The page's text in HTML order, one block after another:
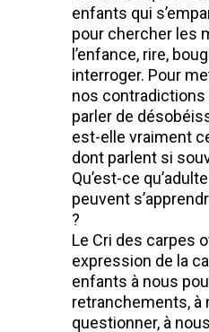
enfants qui
pour chercher les
l’enfance, rire,
interroger. Pour
nos contradictions
parler de
est-elle vraiment
dont parlent si
Qu’est-ce
peuvent
?
Le Cri des carpes
expression de la
enfants à nous
retranchements, à
questionner, à